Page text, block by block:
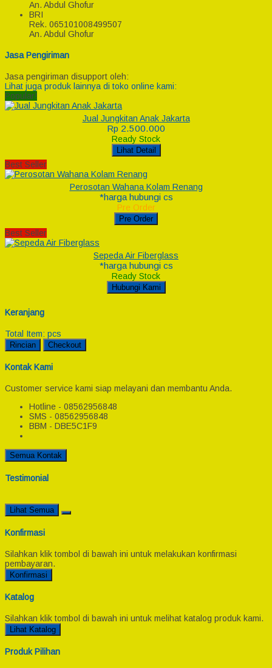
An. Abdul Ghofur
BRI
Rek. 065101008499507
An. Abdul Ghofur
Jasa Pengiriman
Jasa pengiriman disupport oleh:
Lihat juga produk lainnya di toko online kami:
Popular!
Jual Jungkitan Anak Jakarta
Rp 2.500.000
Ready Stock
Lihat Detail
Best Seller
Perosotan Wahana Kolam Renang
*harga hubungi cs
Pre Order
Pre Order
Best Seller
Sepeda Air Fiberglass
*harga hubungi cs
Ready Stock
Hubungi Kami
Keranjang
Total Item: pcs
Rincian Checkout
Kontak Kami
Customer service kami siap melayani dan membantu Anda.
Hotline - 08562956848
SMS - 08562956848
BBM - DBE5C1F9
Semua Kontak
Testimonial
Lihat Semua
Konfirmasi
Silahkan klik tombol di bawah ini untuk melakukan konfirmasi
pembayaran.
Konfirmasi
Katalog
Silahkan klik tombol di bawah ini untuk melihat katalog produk kami.
Lihat Katalog
Produk Pilihan